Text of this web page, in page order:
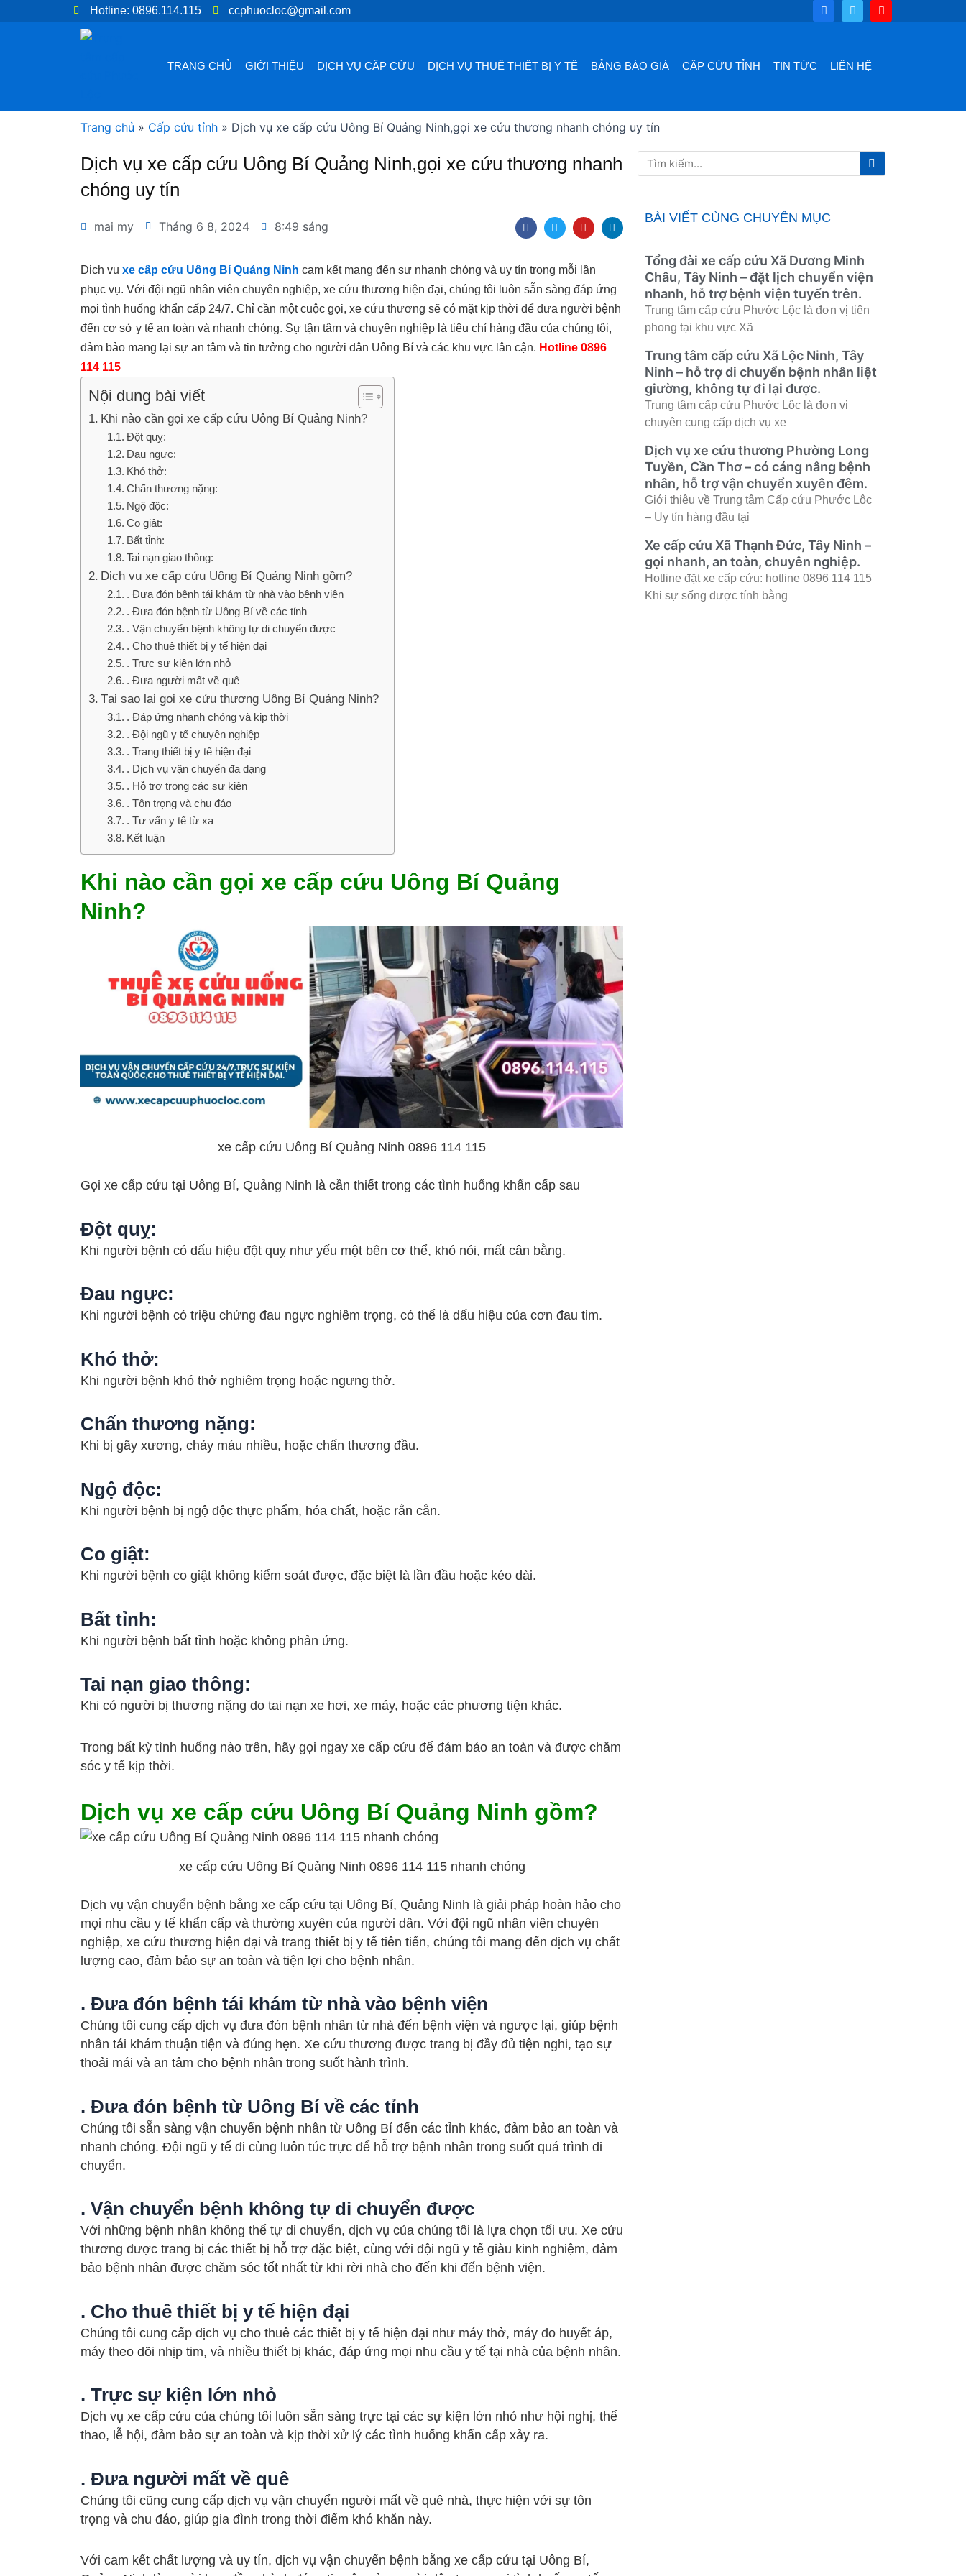
Hotline: 0896.114.115 ccphuocloc@gmail.com F
a
c
T
w
i
e
r
Y
o
u
TRANG CHỦ GIỚI THIỆU DỊCH VỤ CẤP CỨU DỊCH VỤ THUÊ THIẾT BỊ Y TẾ BẢNG BÁO GIÁ CẤP CỨU TỈNH TIN TỨC LIÊN HỆ
Trang chủ » Cấp cứu tỉnh » Dịch vụ xe cấp cứu Uông Bí Quảng Ninh,gọi xe cứu thương nhanh chóng uy tín
Dịch vụ xe cấp cứu Uông Bí Quảng Ninh,gọi xe cứu thương nhanh
chóng uy tín
mai my Tháng 6 8, 2024 8:49 sáng F
a
c
b
o
o
k
T
w
i
t
e
r
Y
o
u
u
b
e
L
i
n
i
n
Dịch vụ xe cấp cứu Uông Bí Quảng Ninh cam kết mang đến sự nhanh chóng và uy tín trong mỗi lần
phục vụ. Với đội ngũ nhân viên chuyên nghiệp, xe cứu thương hiện đại, chúng tôi luôn sẵn sàng đáp ứng
mọi tình huống khẩn cấp 24/7. Chỉ cần một cuộc gọi, xe cứu thương sẽ có mặt kịp thời để đưa người bệnh
đến cơ sở y tế an toàn và nhanh chóng. Sự tận tâm và chuyên nghiệp là tiêu chí hàng đầu của chúng tôi,
đảm bảo mang lại sự an tâm và tin tưởng cho người dân Uông Bí và các khu vực lân cận. Hotline 0896
114 115
Nội dung bài viết
Khi nào cần gọi xe cấp cứu Uông Bí Quảng Ninh?
Đột quỵ:
Đau ngực:
Khó thở:
Chấn thương nặng:
Ngộ độc:
Co giật:
Bất tỉnh:
Tai nạn giao thông:
Dịch vụ xe cấp cứu Uông Bí Quảng Ninh gồm?
. Đưa đón bệnh tái khám từ nhà vào bệnh viện
. Đưa đón bệnh từ Uông Bí về các tỉnh
. Vận chuyển bệnh không tự di chuyển được
. Cho thuê thiết bị y tế hiện đại
. Trực sự kiện lớn nhỏ
. Đưa người mất về quê
Tại sao lại gọi xe cứu thương Uông Bí Quảng Ninh?
. Đáp ứng nhanh chóng và kịp thời
. Đội ngũ y tế chuyên nghiệp
. Trang thiết bị y tế hiện đại
. Dịch vụ vận chuyển đa dạng
. Hỗ trợ trong các sự kiện
. Tôn trọng và chu đáo
. Tư vấn y tế từ xa
Kết luận
Khi nào cần gọi xe cấp cứu Uông Bí Quảng
Ninh?
xe cấp cứu Uông Bí Quảng Ninh 0896 114 115
Gọi xe cấp cứu tại Uông Bí, Quảng Ninh là cần thiết trong các tình huống khẩn cấp sau
Đột quỵ:
Khi người bệnh có dấu hiệu đột quỵ như yếu một bên cơ thể, khó nói, mất cân bằng.
Đau ngực:
Khi người bệnh có triệu chứng đau ngực nghiêm trọng, có thể là dấu hiệu của cơn đau tim.
Khó thở:
Khi người bệnh khó thở nghiêm trọng hoặc ngưng thở.
Chấn thương nặng:
Khi bị gãy xương, chảy máu nhiều, hoặc chấn thương đầu.
Ngộ độc:
Khi người bệnh bị ngộ độc thực phẩm, hóa chất, hoặc rắn cắn.
Co giật:
Khi người bệnh co giật không kiểm soát được, đặc biệt là lần đầu hoặc kéo dài.
Bất tỉnh:
Khi người bệnh bất tỉnh hoặc không phản ứng.
Tai nạn giao thông:
Khi có người bị thương nặng do tai nạn xe hơi, xe máy, hoặc các phương tiện khác.
Trong bất kỳ tình huống nào trên, hãy gọi ngay xe cấp cứu để đảm bảo an toàn và được chăm
sóc y tế kịp thời.
Dịch vụ xe cấp cứu Uông Bí Quảng Ninh gồm?
xe cấp cứu Uông Bí Quảng Ninh 0896 114 115 nhanh chóng
Dịch vụ vận chuyển bệnh bằng xe cấp cứu tại Uông Bí, Quảng Ninh là giải pháp hoàn hảo cho
mọi nhu cầu y tế khẩn cấp và thường xuyên của người dân. Với đội ngũ nhân viên chuyên
nghiệp, xe cứu thương hiện đại và trang thiết bị y tế tiên tiến, chúng tôi mang đến dịch vụ chất
lượng cao, đảm bảo sự an toàn và tiện lợi cho bệnh nhân.
. Đưa đón bệnh tái khám từ nhà vào bệnh viện
Chúng tôi cung cấp dịch vụ đưa đón bệnh nhân từ nhà đến bệnh viện và ngược lại, giúp bệnh
nhân tái khám thuận tiện và đúng hẹn. Xe cứu thương được trang bị đầy đủ tiện nghi, tạo sự
thoải mái và an tâm cho bệnh nhân trong suốt hành trình.
. Đưa đón bệnh từ Uông Bí về các tỉnh
Chúng tôi sẵn sàng vận chuyển bệnh nhân từ Uông Bí đến các tỉnh khác, đảm bảo an toàn và
nhanh chóng. Đội ngũ y tế đi cùng luôn túc trực để hỗ trợ bệnh nhân trong suốt quá trình di
chuyển.
. Vận chuyển bệnh không tự di chuyển được
Với những bệnh nhân không thể tự di chuyển, dịch vụ của chúng tôi là lựa chọn tối ưu. Xe cứu
thương được trang bị các thiết bị hỗ trợ đặc biệt, cùng với đội ngũ y tế giàu kinh nghiệm, đảm
bảo bệnh nhân được chăm sóc tốt nhất từ khi rời nhà cho đến khi đến bệnh viện.
. Cho thuê thiết bị y tế hiện đại
Chúng tôi cung cấp dịch vụ cho thuê các thiết bị y tế hiện đại như máy thở, máy đo huyết áp,
máy theo dõi nhịp tim, và nhiều thiết bị khác, đáp ứng mọi nhu cầu y tế tại nhà của bệnh nhân.
. Trực sự kiện lớn nhỏ
Dịch vụ xe cấp cứu của chúng tôi luôn sẵn sàng trực tại các sự kiện lớn nhỏ như hội nghị, thể
thao, lễ hội, đảm bảo sự an toàn và kịp thời xử lý các tình huống khẩn cấp xảy ra.
. Đưa người mất về quê
Chúng tôi cũng cung cấp dịch vụ vận chuyển người mất về quê nhà, thực hiện với sự tôn
trọng và chu đáo, giúp gia đình trong thời điểm khó khăn này.
Với cam kết chất lượng và uy tín, dịch vụ vận chuyển bệnh bằng xe cấp cứu tại Uông Bí,
Tìm
kiếm
Tìm
BÀI VIẾT CÙNG CHUYÊN MỤC
Tổng đài xe cấp cứu Xã Dương Minh
Châu, Tây Ninh – đặt lịch chuyển viện
nhanh, hỗ trợ bệnh viện tuyến trên.
Trung tâm cấp cứu Phước Lộc là đơn vị tiên
phong tại khu vực Xã
Trung tâm cấp cứu Xã Lộc Ninh, Tây
Ninh – hỗ trợ di chuyển bệnh nhân liệt
giường, không tự đi lại được.
Trung tâm cấp cứu Phước Lộc là đơn vị
chuyên cung cấp dịch vụ xe
Dịch vụ xe cứu thương Phường Long
Tuyền, Cần Thơ – có cáng nâng bệnh
nhân, hỗ trợ vận chuyển xuyên đêm.
Giới thiệu về Trung tâm Cấp cứu Phước Lộc
– Uy tín hàng đầu tại
Xe cấp cứu Xã Thạnh Đức, Tây Ninh –
gọi nhanh, an toàn, chuyên nghiệp.
Hotline đặt xe cấp cứu: hotline 0896 114 115
Khi sự sống được tính bằng